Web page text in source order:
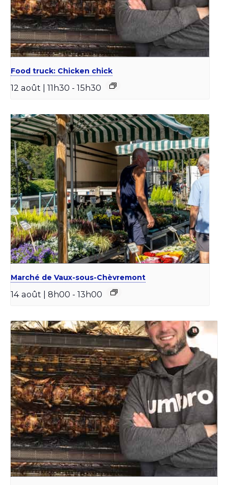
Food truck: Chicken chick
12 août | 11h30 - 15h30
Marché de Vaux-sous-Chèvremont
14 août | 8h00 - 13h00